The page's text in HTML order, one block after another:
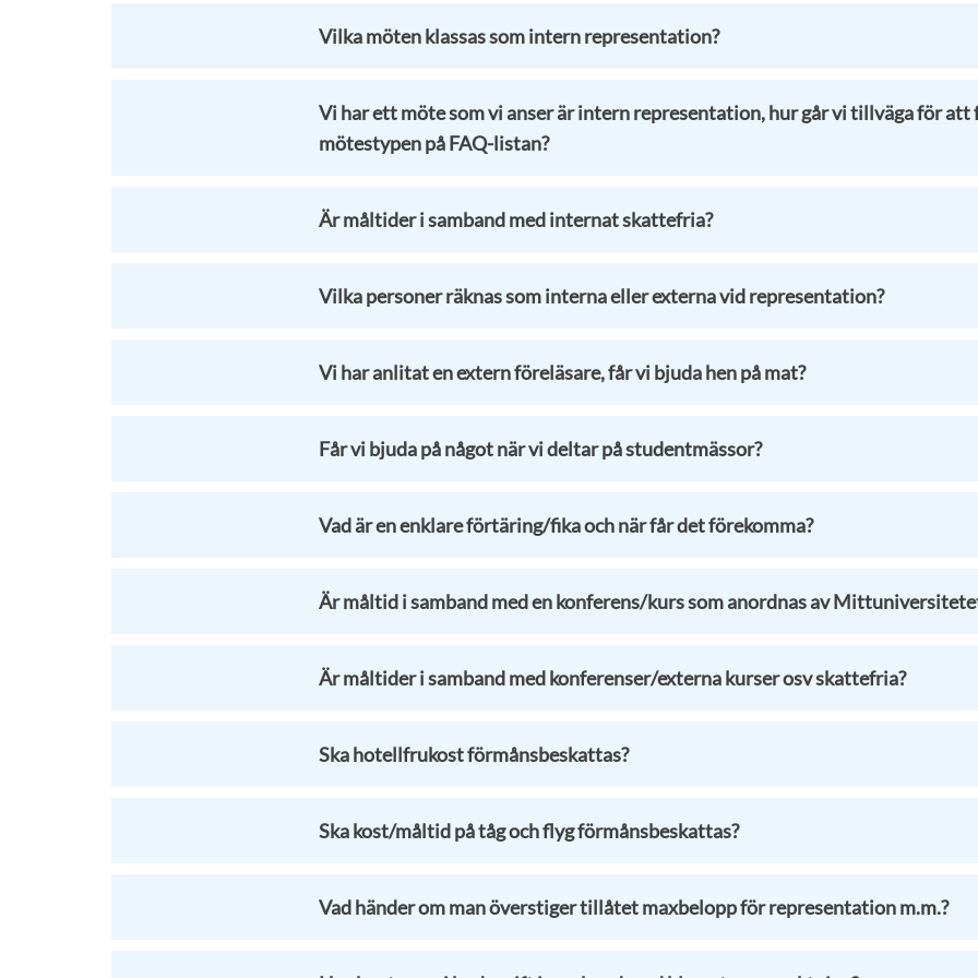
Vilka möten klassas som intern representation?
Vi har ett möte som vi anser är intern representation, hur går vi tillväga för att
mötestypen på FAQ-listan?
Är måltider i samband med internat skattefria?
Vilka personer räknas som interna eller externa vid representation?
Vi har anlitat en extern föreläsare, får vi bjuda hen på mat?
Får vi bjuda på något när vi deltar på studentmässor?
Vad är en enklare förtäring/fika och när får det förekomma?
Är måltid i samband med en konferens/kurs som anordnas av
Är måltider i samband med konferenser/externa kurser osv skattefria?
Ska hotellfrukost förmånsbeskattas?
Ska kost/måltid på tåg och flyg förmånsbeskattas?
Vad händer om man överstiger tillåtet maxbelopp för representation m.m.?